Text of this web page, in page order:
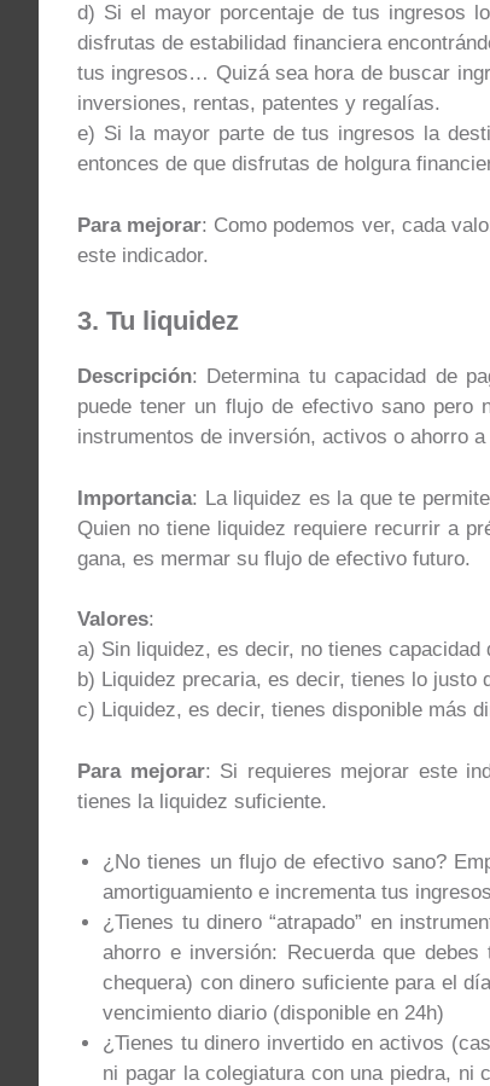
d) Si el mayor porcentaje de tus ingresos
disfrutas de estabilidad financiera
tus ingresos… Quizá sea hora de buscar
inversiones, rentas, patentes y regalías.
e) Si la mayor parte de tus ingresos la
entonces de que disfrutas de holgura
Para mejorar: Como podemos ver, cada
este indicador.
3. Tu liquidez
Descripción: Determina tu capacidad de
puede tener un flujo de efectivo sano pero
instrumentos de inversión, activos o ahorro a
Importancia: La liquidez es la que te
Quien no tiene liquidez requiere recurrir a
gana, es mermar su flujo de efectivo futuro.
Valores:
a) Sin liquidez, es decir, no tienes capacidad
b) Liquidez precaria, es decir, tienes lo justo
c) Liquidez, es decir, tienes disponible más
Para mejorar: Si requieres mejorar este
tienes la liquidez suficiente.
¿No tienes un flujo de efectivo sano?
amortiguamiento e incrementa tus ingresos
¿Tienes tu dinero “atrapado” en
ahorro e inversión: Recuerda que
chequera) con dinero suficiente para el
vencimiento diario (disponible en 24h)
¿Tienes tu dinero invertido en activos
ni pagar la colegiatura con una piedra, ni